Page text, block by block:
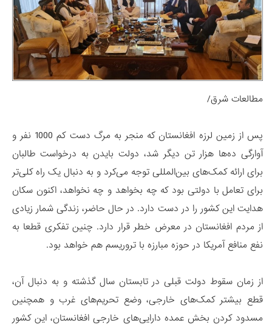
مطالعات شرق/
پس از زمین لرزه افغانستان که منجر به مرگ دست کم 1000 نفر و
آوارگی ده‌ها هزار تن دیگر شد، دولت بایدن به درخواست طالبان
برای ارائه کمک‌های بین‌المللی توجه می‌کرد و به دنبال یک راه کلی‌تر
برای تعامل با دولتی بود که چه بخواهد و چه نخواهد، اکنون سکان
هدایت این کشور را در دست دارد. در حال حاضر، زندگی شمار زیادی
از مردم افغانستان در معرض خطر قرار دارد. چنین تفکری قطعا به
نفع منافع آمریکا در حوزه مبارزه با تروریسم هم خواهد بود.
از زمان سقوط دولت قبلی در تابستان سال گذشته و به دنبال آن،
قطع بیشتر کمک‌های خارجی، وضع تحریم‌های غرب و همچنین
مسدود کردن بخش عمده دارایی‌های خارجی افغانستان، این کشور